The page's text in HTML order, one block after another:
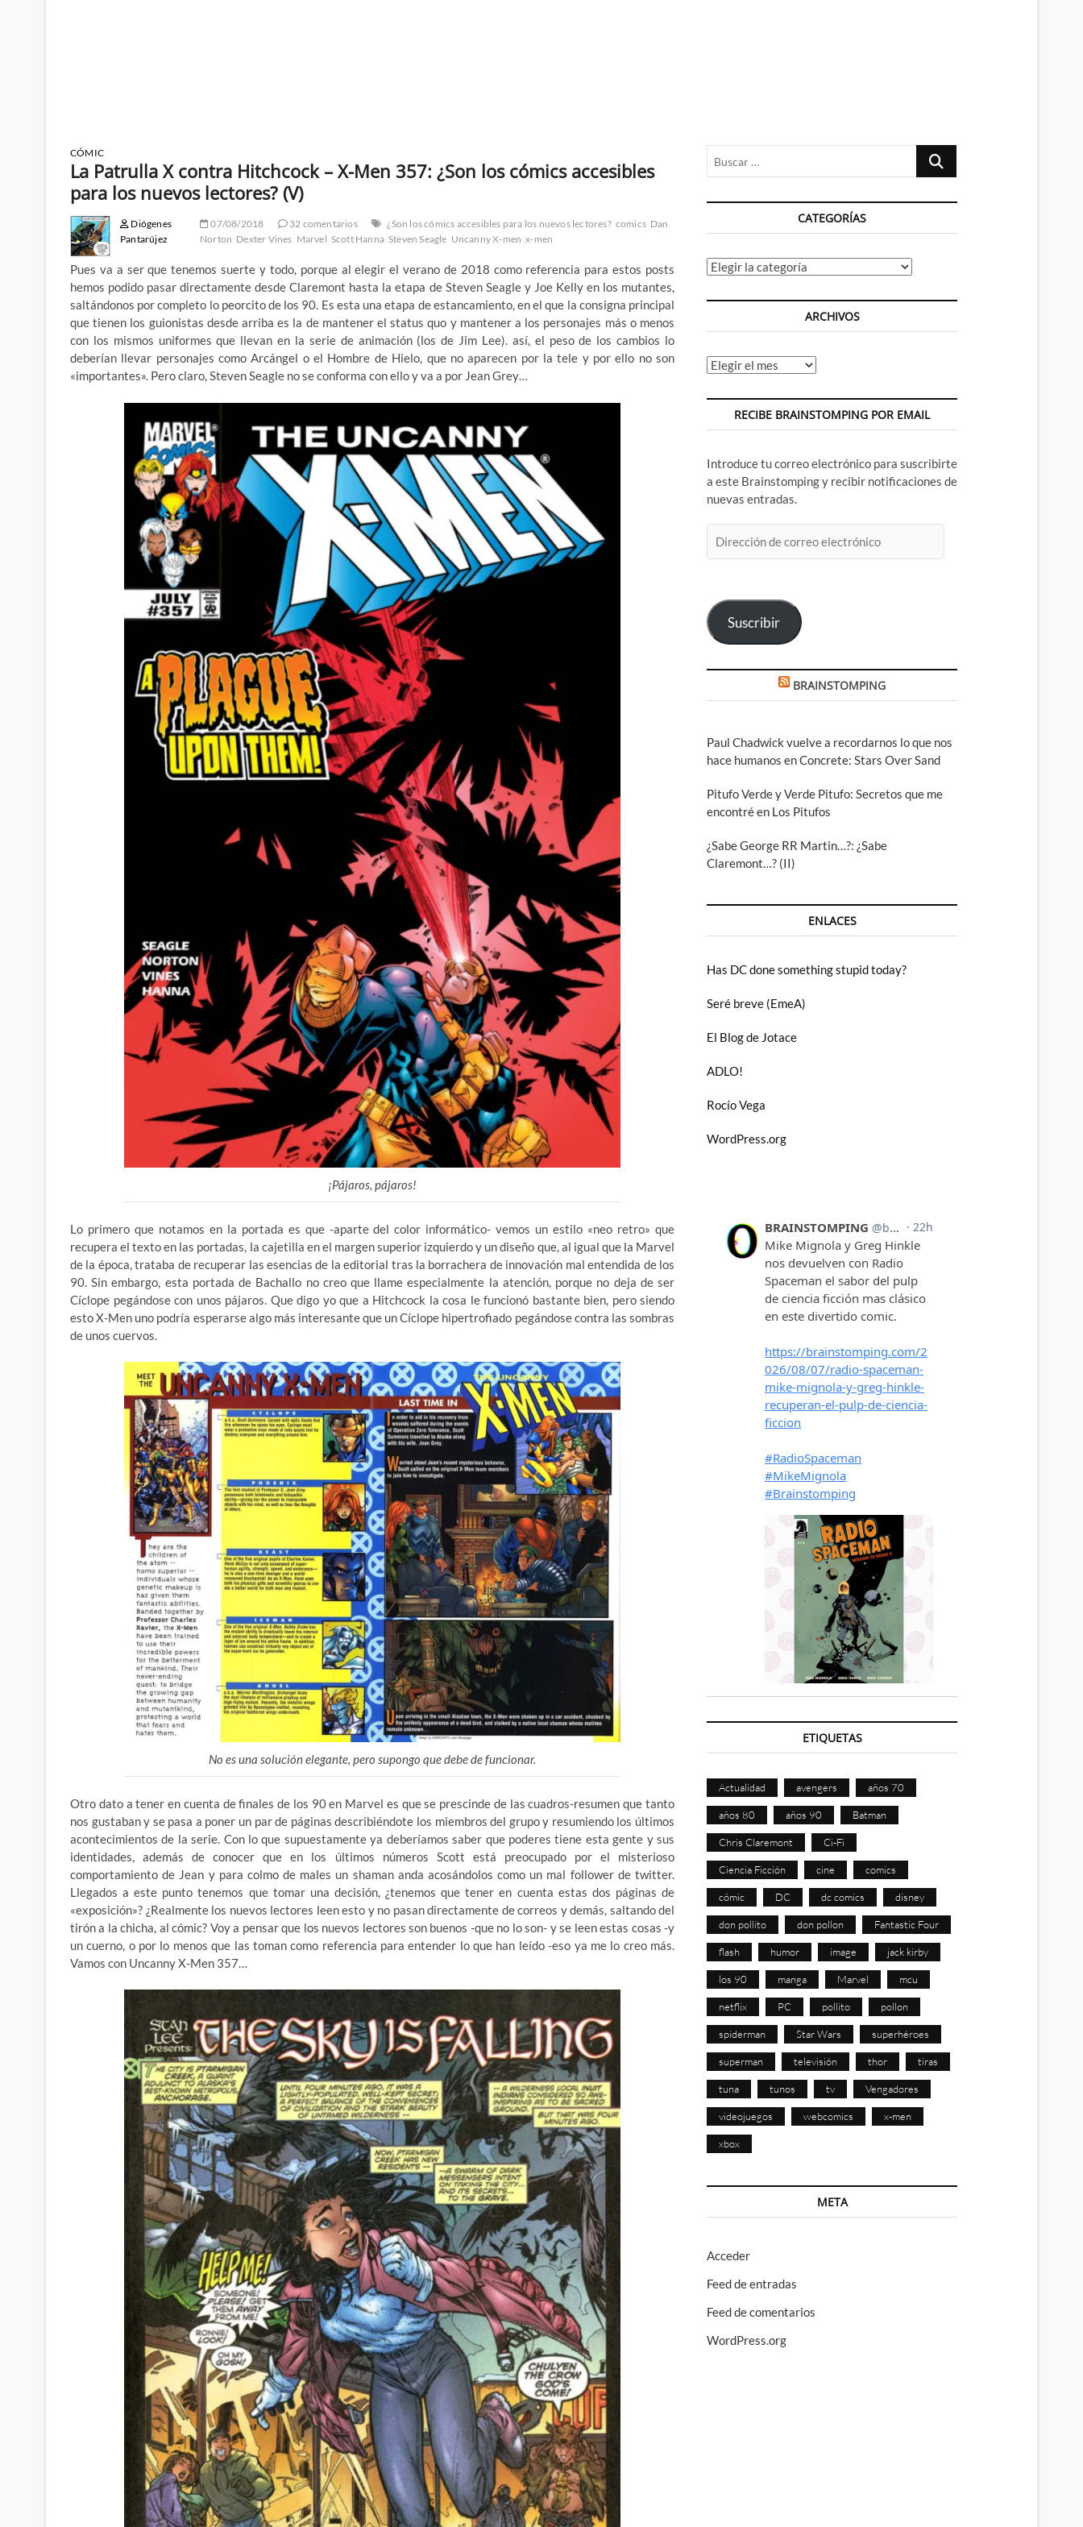
CÓMIC
La Patrulla X contra Hitchcock – X-Men 357: ¿Son los cómics accesibles
para los nuevos lectores? (V)
Diógenes
Pantarújez
07/08/2018 32 comentarios ¿Son los cómics accesibles para los nuevos lectores? comics Dan
Norton Dexter Vines Marvel Scott Hanna Steven Seagle Uncanny X-men x-men
Pues va a ser que tenemos suerte y todo, porque al elegir el verano de 2018 como referencia para estos posts
hemos podido pasar directamente desde Claremont hasta la etapa de Steven Seagle y Joe Kelly en los mutantes,
saltándonos por completo lo peorcito de los 90. Es esta una etapa de estancamiento, en el que la consigna principal
que tienen los guionistas desde arriba es la de mantener el status quo y mantener a los personajes más o menos
con los mismos uniformes que llevan en la serie de animación (los de Jim Lee). así, el peso de los cambios lo
deberían llevar personajes como Arcángel o el Hombre de Hielo, que no aparecen por la tele y por ello no son
«importantes». Pero claro, Steven Seagle no se conforma con ello y va a por Jean Grey…
¡Pájaros, pájaros!
Lo primero que notamos en la portada es que -aparte del color informático- vemos un estilo «neo retro» que
recupera el texto en las portadas, la cajetilla en el margen superior izquierdo y un diseño que, al igual que la Marvel
de la época, trataba de recuperar las esencias de la editorial tras la borrachera de innovación mal entendida de los
90. Sin embargo, esta portada de Bachallo no creo que llame especialmente la atención, porque no deja de ser
Cíclope pegándose con unos pájaros. Que digo yo que a Hitchcock la cosa le funcionó bastante bien, pero siendo
esto X-Men uno podría esperarse algo más interesante que un Cíclope hipertrofiado pegándose contra las sombras
de unos cuervos.
No es una solución elegante, pero supongo que debe de funcionar.
Otro dato a tener en cuenta de finales de los 90 en Marvel es que se prescinde de las cuadros-resumen que tanto
nos gustaban y se pasa a poner un par de páginas describiéndote los miembros del grupo y resumiendo los últimos
acontecimientos de la serie. Con lo que supuestamente ya deberíamos saber que poderes tiene esta gente y sus
identidades, además de conocer que en los últimos números Scott está preocupado por el misterioso
comportamiento de Jean y para colmo de males un shaman anda acosándolos como un mal follower de twitter.
Llegados a este punto tenemos que tomar una decisión, ¿tenemos que tener en cuenta estas dos páginas de
«exposición»? ¿Realmente los nuevos lectores leen esto y no pasan directamente de correos y demás, saltando del
tirón a la chicha, al cómic? Voy a pensar que los nuevos lectores son buenos -que no lo son- y se leen estas cosas -y
un cuerno, o por lo menos que las toman como referencia para entender lo que han leído -eso ya me lo creo más.
Vamos con Uncanny X-Men 357…
Buscar
CATEGORÍAS
Categorías
ARCHIVOS
Archivos
RECIBE BRAINSTOMPING POR EMAIL
Introduce tu correo electrónico para suscribirte
a este Brainstomping y recibir notificaciones de
nuevas entradas.
de
Suscribir
BRAINSTOMPING
Paul Chadwick vuelve a recordarnos lo que nos
hace humanos en Concrete: Stars Over Sand
Pitufo Verde y Verde Pitufo: Secretos que me
encontré en Los Pitufos
¿Sabe George RR Martin…?: ¿Sabe
Claremont…? (II)
ENLACES
Has DC done something stupid today?
Seré breve (EmeA)
El Blog de Jotace
ADLO!
Rocío Vega
WordPress.org
ETIQUETAS
Actualidad avengers años 70
años 80 años 90 Batman
Chris Claremont Ci-Fi
Ciencia Ficción cine comics
cómic DC dc comics disney
don pollito don pollon Fantastic Four
flash humor image jack kirby
los 90 manga Marvel mcu
netflix PC pollito pollon
spiderman Star Wars superhéroes
superman televisión thor tiras
tuna tunos tv Vengadores
videojuegos webcomics x-men
xbox
META
Acceder
Feed de entradas
Feed de comentarios
WordPress.org